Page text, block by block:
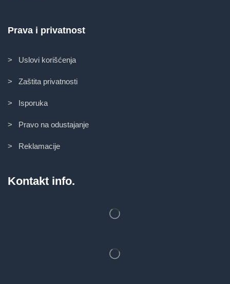
Prava i privatnost
> Uslovi korišćenja
> Zaštita privatnosti
> Isporuka
> Pravo na odustajanje
> Reklamacije
Kontakt info.